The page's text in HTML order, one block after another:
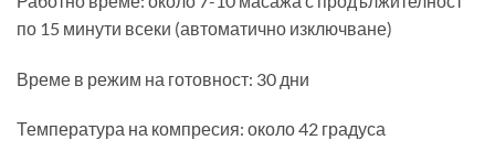
по 15 минути всеки (автоматично изключване)
Време в режим на готовност: 30 дни
Температура на компресия: около 42 градуса